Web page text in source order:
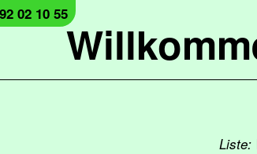
02 10 55
Liste: